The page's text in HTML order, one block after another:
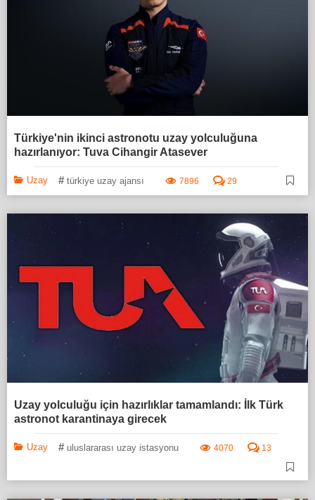
Türkiye'nin ikinci astronotu uzay yolculuğuna
hazırlanıyor: Tuva Cihangir Atasever
Uzay # türkiye uzay ajansı 7896 29
Uzay yolculuğu için hazırlıklar tamamlandı: İlk Türk
astronot karantinaya girecek
Uzay # uluslararası uzay istasyonu 4070 13